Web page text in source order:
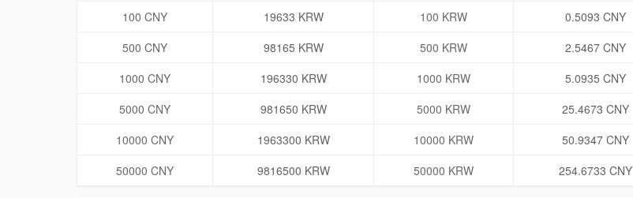
100 CNY
19633 KRW 100 KRW
0.5093 CNY
500 CNY
98165 KRW 500 KRW
2.5467 CNY
1000 CNY
196330 KRW 1000 KRW
5.0935 CNY
5000 CNY
981650 KRW 5000 KRW
25.4673 CNY
10000 CNY
1963300 KRW 10000 KRW
50.9347 CNY
50000 CNY
9816500 KRW 50000 KRW 254.6733 CNY